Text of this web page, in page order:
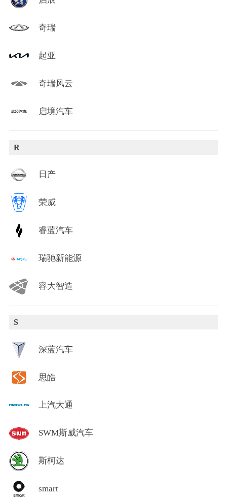
奇瑞
起亚
奇瑞风云
启境汽车
R
日产
荣威
睿蓝汽车
瑞驰新能源
容大智造
S
深蓝汽车
思皓
上汽大通
SWM斯威汽车
斯柯达
smart